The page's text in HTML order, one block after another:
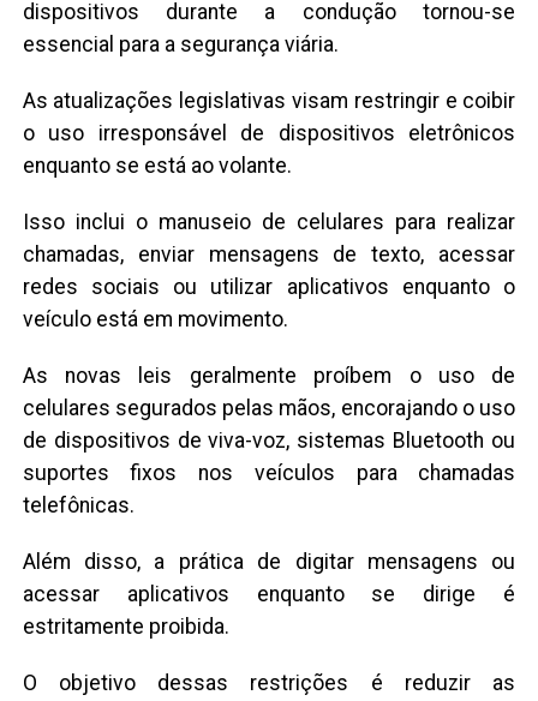
dispositivos durante a condução tornou-se
essencial para a segurança viária.
As atualizações legislativas visam restringir e coibir
o uso irresponsável de dispositivos eletrônicos
enquanto se está ao volante.
Isso inclui o manuseio de celulares para realizar
chamadas, enviar mensagens de texto, acessar
redes sociais ou utilizar aplicativos enquanto o
veículo está em movimento.
As novas leis geralmente proíbem o uso de
celulares segurados pelas mãos, encorajando o uso
de dispositivos de viva-voz, sistemas Bluetooth ou
suportes fixos nos veículos para chamadas
telefônicas.
Além disso, a prática de digitar mensagens ou
acessar aplicativos enquanto se dirige é
estritamente proibida.
O objetivo dessas restrições é reduzir as